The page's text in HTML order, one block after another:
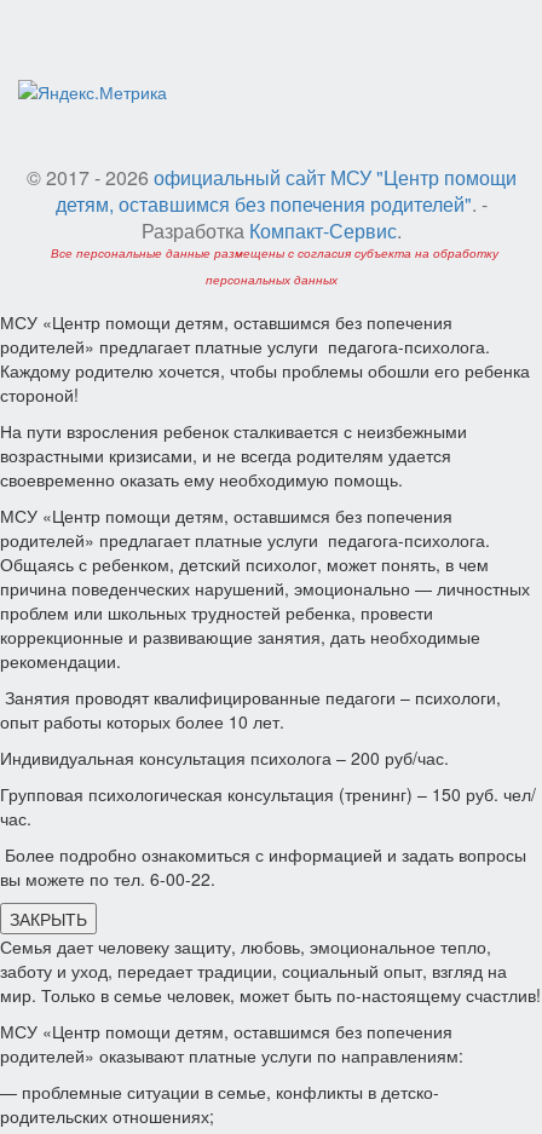
© 2017 - 2026 официальный сайт МСУ "Центр помощи
детям, оставшимся без попечения родителей". -
Разработка Компакт-Сервис.
Все персональные данные размещены с согласия субъекта на обработку
персональных данных
МСУ «Центр помощи детям, оставшимся без попечения
родителей» предлагает платные услуги педагога-психолога.
Каждому родителю хочется, чтобы проблемы обошли его ребенка
стороной!
На пути взросления ребенок сталкивается с неизбежными
возрастными кризисами, и не всегда родителям удается
своевременно оказать ему необходимую помощь.
МСУ «Центр помощи детям, оставшимся без попечения
родителей» предлагает платные услуги педагога-психолога.
Общаясь с ребенком, детский психолог, может понять, в чем
причина поведенческих нарушений, эмоционально — личностных
проблем или школьных трудностей ребенка, провести
коррекционные и развивающие занятия, дать необходимые
рекомендации.
Занятия проводят квалифицированные педагоги – психологи,
опыт работы которых более 10 лет.
Индивидуальная консультация психолога – 200 руб/час.
Групповая психологическая консультация (тренинг) – 150 руб. чел/
час.
Более подробно ознакомиться с информацией и задать вопросы
вы можете по тел. 6-00-22.
ЗАКРЫТЬ
Семья дает человеку защиту, любовь, эмоциональное тепло,
заботу и уход, передает традиции, социальный опыт, взгляд на
мир. Только в семье человек, может быть по-настоящему счастлив!
МСУ «Центр помощи детям, оставшимся без попечения
родителей» оказывают платные услуги по направлениям:
— проблемные ситуации в семье, конфликты в детско-
родительских отношениях;